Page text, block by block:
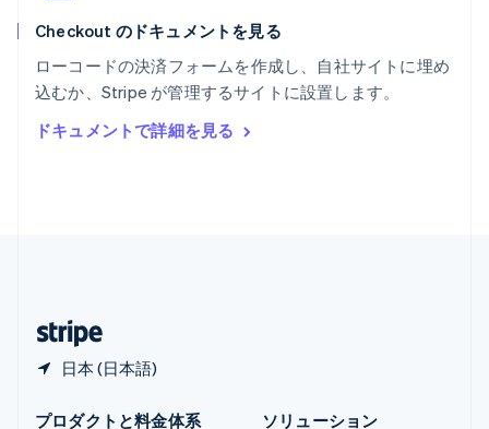
Checkout のドキュメントを見る
ローコードの決済フォームを作成し、自社サイトに埋め
込むか、Stripe が管理するサイトに設置します。
ドキュメントで詳細を見る
日本 (日本語)
リトアニア
リヒテンシュタイン
DeutschEnglish
ルーマニア
English
プロダクトと料金体系
ソリューション